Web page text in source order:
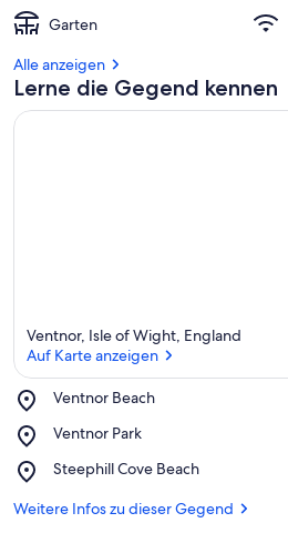
Garten
Alle anzeigen
Lerne die Gegend kennen
Ventnor, Isle of Wight, England
Auf Karte anzeigen
Ventnor Beach
Place,
Beach
Ventnor Park
Place,
Park
Steephill Cove Beach
Place,
Cove
Weitere Infos zu dieser Gegend